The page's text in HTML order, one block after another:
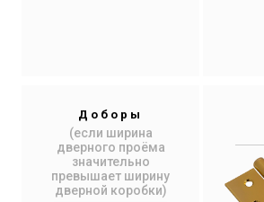
Доборы
(если ширина
дверного проёма
значительно
превышает ширину
дверной коробки)